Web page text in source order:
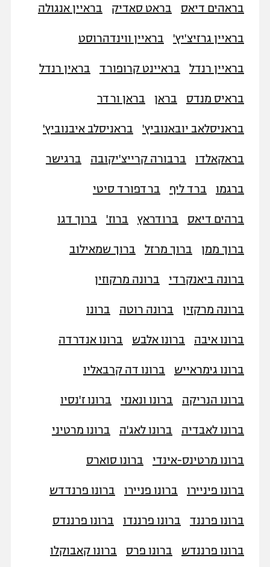
בראהים דיאס בראט סאדיק בראיין אנגולה
בראיין גרזיצ'יץ' בראיין ווינדהרוסט
בראיין רנדל בראיינט קרופורד בראין רנדל
בראיס מנדס בראן בראן ורדר
בראניסלאב יובאנוביץ' בראניסלב איבנוביץ'
בראקאלדו ברבורה קרייצ'יקובה ברגישר
ברגמו ברד ליף ברדפורד סיטי
ברהים דיאס ברודראץ ברוז' ברוך דגו
ברוך ממן ברוך מרזל ברוך שמאילוב
ברונה ביאנקרדי ברונה מרקוזין
ברונה מרקזין ברונה רוטה ברונו
ברונו איבה ברונו אלבש ברונו אנדרדה
ברונו גימראייש ברונו דה קרבאליו
ברונו הנריקה ברונו ונאנזי ברונו ז'נסיו
ברונו לאבדיה ברונו לאג'ה ברונו מרטיני
ברונו מרטינס-אינדי ברונו סוארס
ברונו פיניירו ברונו פניירו ברונו פרנדדש
ברונו פרננד ברונו פרננדו ברונו פרננדס
ברונו פרננדש ברונו פרס ברונו קאבוקלו